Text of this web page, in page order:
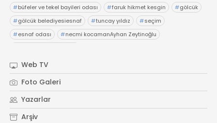
#büfeler ve tekel bayileri odası #faruk hikmet kesgin #gölcük
#gölcük belediyesiesnaf #tuncay yıldız #seçim
#esnaf odası #necmi kocamanAyhan Zeytinoğlu
Web TV
Foto Galeri
Yazarlar
Arşiv